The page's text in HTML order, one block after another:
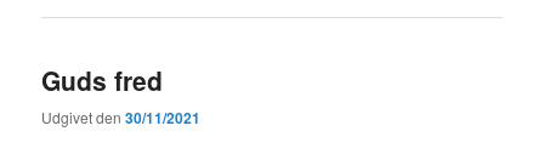
Guds fred
Udgivet den30/11/2021